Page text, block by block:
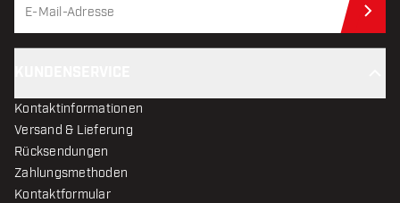
Kontaktinformationen
Versand & Lieferung
Rücksendungen
Zahlungsmethoden
Kontaktformular